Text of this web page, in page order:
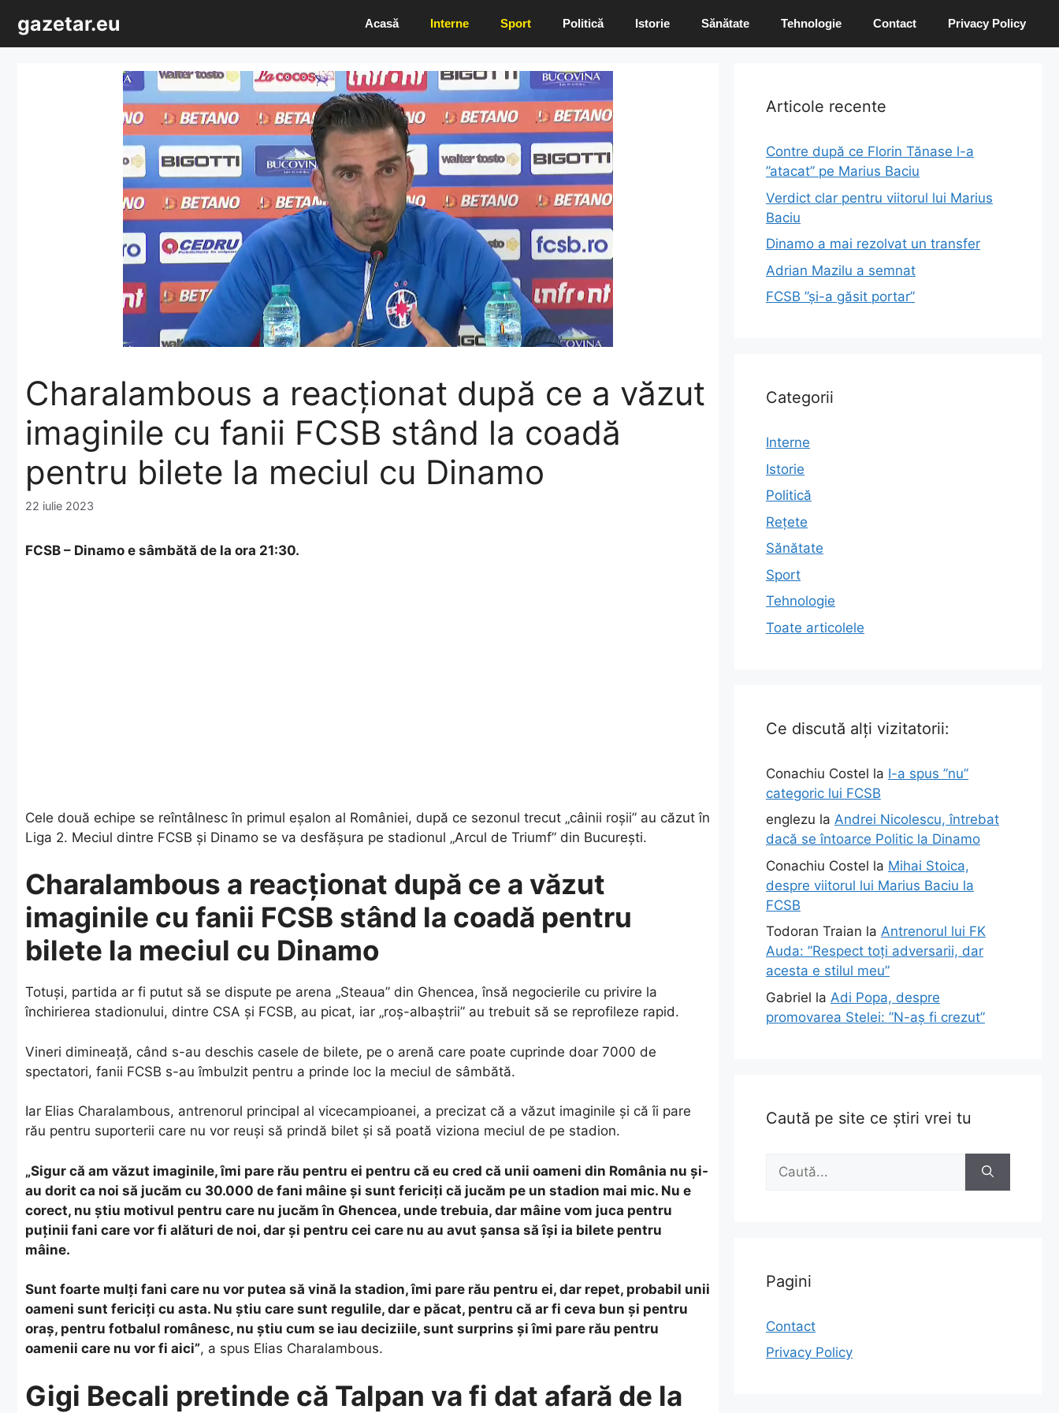
conținut
gazetar.eu Acasă Interne Sport Politică Istorie Sănătate Tehnologie Contact Privacy Policy
Charalambous a reacționat după ce a văzut
imaginile cu fanii FCSB stând la coadă
pentru bilete la meciul cu Dinamo
22 iulie 2023
FCSB – Dinamo e sâmbătă de la ora 21:30.
Cele două echipe se reîntâlnesc în primul eșalon al României, după ce sezonul trecut „câinii roșii” au căzut în
Liga 2. Meciul dintre FCSB și Dinamo se va desfășura pe stadionul „Arcul de Triumf” din București.
Charalambous a reacționat după ce a văzut
imaginile cu fanii FCSB stând la coadă pentru
bilete la meciul cu Dinamo
Totuși, partida ar fi putut să se dispute pe arena „Steaua” din Ghencea, însă negocierile cu privire la
închirierea stadionului, dintre CSA și FCSB, au picat, iar „roș-albaștrii” au trebuit să se reprofileze rapid.
Vineri dimineață, când s-au deschis casele de bilete, pe o arenă care poate cuprinde doar 7000 de
spectatori, fanii FCSB s-au îmbulzit pentru a prinde loc la meciul de sâmbătă.
Iar Elias Charalambous, antrenorul principal al vicecampioanei, a precizat că a văzut imaginile și că îi pare
rău pentru suporterii care nu vor reuși să prindă bilet și să poată viziona meciul de pe stadion.
„Sigur că am văzut imaginile, îmi pare rău pentru ei pentru că eu cred că unii oameni din România nu și-
au dorit ca noi să jucăm cu 30.000 de fani mâine și sunt fericiți că jucăm pe un stadion mai mic. Nu e
corect, nu știu motivul pentru care nu jucăm în Ghencea, unde trebuia, dar mâine vom juca pentru
puținii fani care vor fi alături de noi, dar și pentru cei care nu au avut șansa să își ia bilete pentru
mâine.
Sunt foarte mulți fani care nu vor putea să vină la stadion, îmi pare rău pentru ei, dar repet, probabil unii
oameni sunt fericiți cu asta. Nu știu care sunt regulile, dar e păcat, pentru că ar fi ceva bun și pentru
oraș, pentru fotbalul românesc, nu știu cum se iau deciziile, sunt surprins și îmi pare rău pentru
oamenii care nu vor fi aici”, a spus Elias Charalambous.
Gigi Becali pretinde că Talpan va fi dat afară de la
Articole recente
Contre după ce Florin Tănase l-a
”atacat” pe Marius Baciu
Verdict clar pentru viitorul lui Marius
Baciu
Dinamo a mai rezolvat un transfer
Adrian Mazilu a semnat
FCSB ”și-a găsit portar”
Categorii
Interne
Istorie
Politică
Rețete
Sănătate
Sport
Tehnologie
Toate articolele
Ce discută alți vizitatorii:
Conachiu Costel la I-a spus ”nu”
categoric lui FCSB
englezu la Andrei Nicolescu, întrebat
dacă se întoarce Politic la Dinamo
Conachiu Costel la Mihai Stoica,
despre viitorul lui Marius Baciu la
FCSB
Todoran Traian la Antrenorul lui FK
Auda: ”Respect toți adversarii, dar
acesta e stilul meu”
Gabriel la Adi Popa, despre
promovarea Stelei: ”N-aș fi crezut”
Caută pe site ce știri vrei tu
după:
Pagini
Contact
Privacy Policy